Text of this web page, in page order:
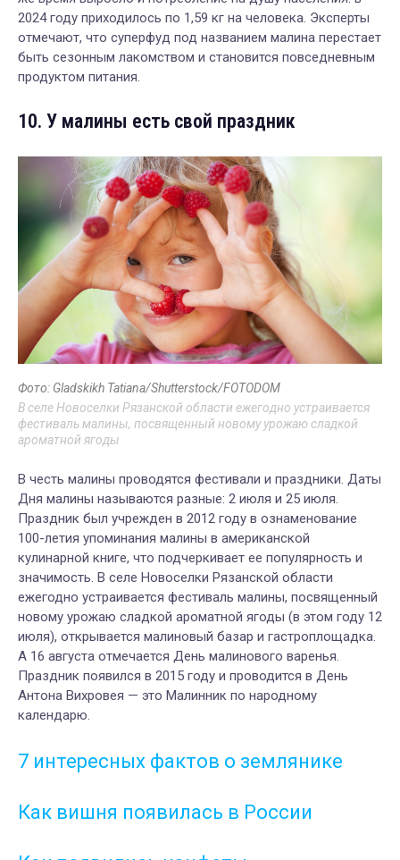
2024 году приходилось по 1,59 кг на человека. Эксперты
отмечают, что суперфуд под названием малина перестает
быть сезонным лакомством и становится повседневным
продуктом питания.
10. У малины есть свой праздник
Фото: Gladskikh Tatiana/Shutterstock/FOTODOM
В селе Новоселки Рязанской области ежегодно устраивается
фестиваль малины, посвященный новому урожаю сладкой
ароматной ягоды
В честь малины проводятся фестивали и праздники. Даты
Дня малины называются разные: 2 июля и 25 июля.
Праздник был учрежден в 2012 году в ознаменование
100-летия упоминания малины в американской
кулинарной книге, что подчеркивает ее популярность и
значимость. В селе Новоселки Рязанской области
ежегодно устраивается фестиваль малины, посвященный
новому урожаю сладкой ароматной ягоды (в этом году 12
июля), открывается малиновый базар и гастроплощадка.
А 16 августа отмечается День малинового варенья.
Праздник появился в 2015 году и проводится в День
Антона Вихровея — это Малинник по народному
календарю.
7 интересных фактов о землянике
Как вишня появилась в России